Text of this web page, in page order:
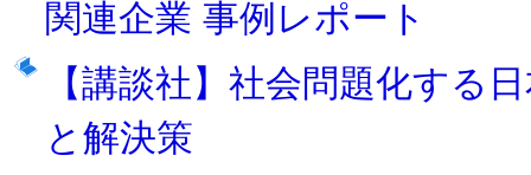
関連企業 事例レポート
【講談社】社会問題化す
と解決策